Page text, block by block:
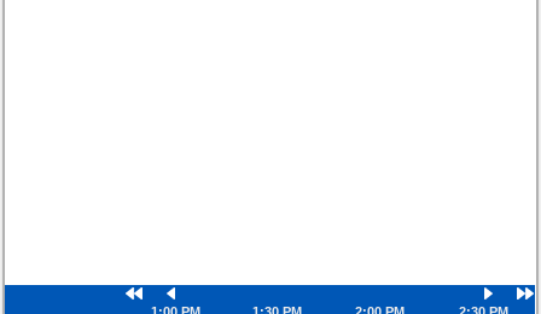
1:00 PM 1:30 PM 2:00 PM
2:30 PM